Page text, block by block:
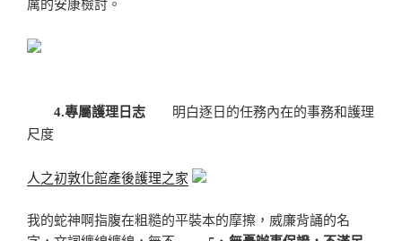
厲的安康檢討。
4.專屬護理日志 明白逐日的任務內在的事務和護理
尺度
人之初敦化館產後護理之家
我的蛇神啊指腹在粗糙的平裝本的摩擦，威廉背誦的名